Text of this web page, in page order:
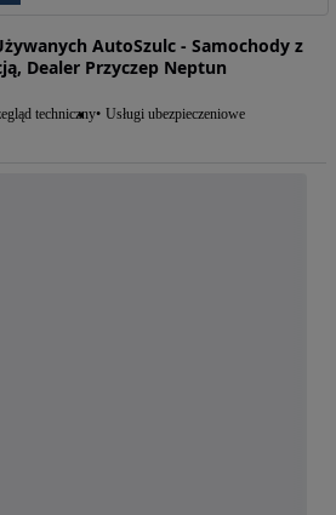
AutoSzulc - Samochody z
Dealer Przyczep Neptun
techniczny Usługi ubezpieczeniowe